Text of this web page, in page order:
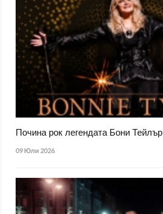
Почина рок легендата Бони Тейлър
09 Юли 2026